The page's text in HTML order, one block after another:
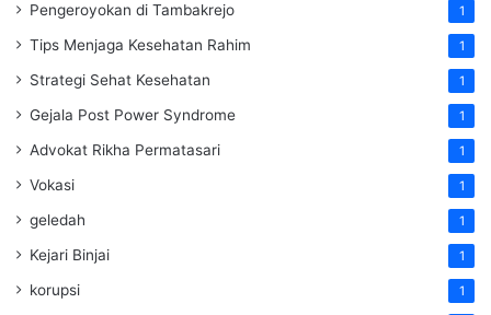
Pengeroyokan di Tambakrejo 1
Tips Menjaga Kesehatan Rahim 1
Strategi Sehat Kesehatan 1
Gejala Post Power Syndrome 1
Advokat Rikha Permatasari 1
Vokasi 1
geledah 1
Kejari Binjai 1
korupsi 1